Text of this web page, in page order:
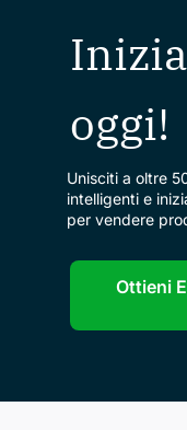
oggi!
Unisciti a oltre
intelligenti e
per vendere
Ottieni